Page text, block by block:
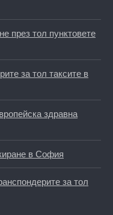
през тол пунктовете
за тол таксите в
здравна
в София
за тол